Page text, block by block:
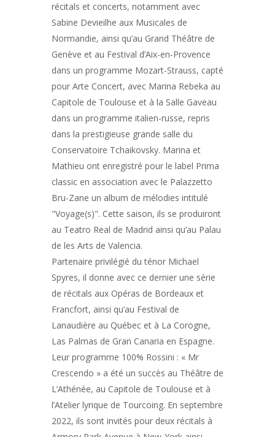
récitals et concerts, notamment avec
Sabine Devieilhe aux Musicales de
Normandie, ainsi qu’au Grand Théâtre de
Genève et au Festival d’Aix-en-Provence
dans un programme Mozart-Strauss, capté
pour Arte Concert, avec Marina Rebeka au
Capitole de Toulouse et à la Salle Gaveau
dans un programme italien-russe, repris
dans la prestigieuse grande salle du
Conservatoire Tchaikovsky. Marina et
Mathieu ont enregistré pour le label Prima
classic en association avec le Palazzetto
Bru-Zane un album de mélodies intitulé
"Voyage(s)". Cette saison, ils se produiront
au Teatro Real de Madrid ainsi qu’au Palau
de les Arts de Valencia.
Partenaire privilégié du ténor Michael
Spyres, il donne avec ce dernier une série
de récitals aux Opéras de Bordeaux et
Francfort, ainsi qu’au Festival de
Lanaudière au Québec et à La Corogne,
Las Palmas de Gran Canaria en Espagne.
Leur programme 100% Rossini : « Mr
Crescendo » a été un succès au Théâtre de
L’Athénée, au Capitole de Toulouse et à
l’Atelier lyrique de Tourcoing. En septembre
2022, ils sont invités pour deux récitals à